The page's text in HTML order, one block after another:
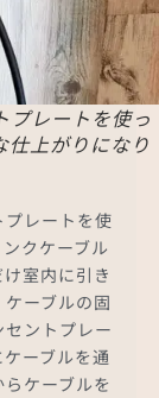
プレートを使っ
仕上がりになり
レートを使
クケーブル
室内に引き
ーブルの固
ントプレー
ーブルを通
ケーブルを